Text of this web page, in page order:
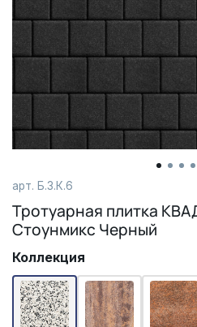
арт. Б.3.К.6
Тротуарная плитка
Стоунмикс Черный
Коллекция